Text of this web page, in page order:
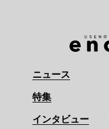
ニュース
特集
インタビュー